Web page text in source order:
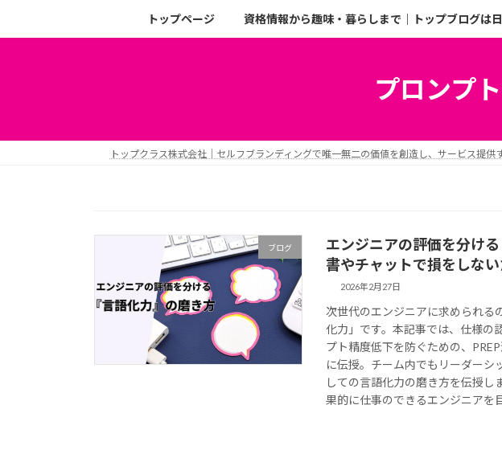
トップページ 資格情報から趣味・暮らしまで｜トップブログは
プロンプ
トップクラス株式会社｜セルフブランディングで唯一無二の価値を創造し、サービス提供
ブログ
エンジニアの評価を分け
書やチャットで損をしな
2026年2月27日
次世代のエンジニアに求められる
化力」です。本記事では、仕様の
プト精度低下を防ぐための、
に伝授。チーム内でもリーダーシ
しての言語化力の磨き方を伝授
果的に仕事のできるエンジニアを